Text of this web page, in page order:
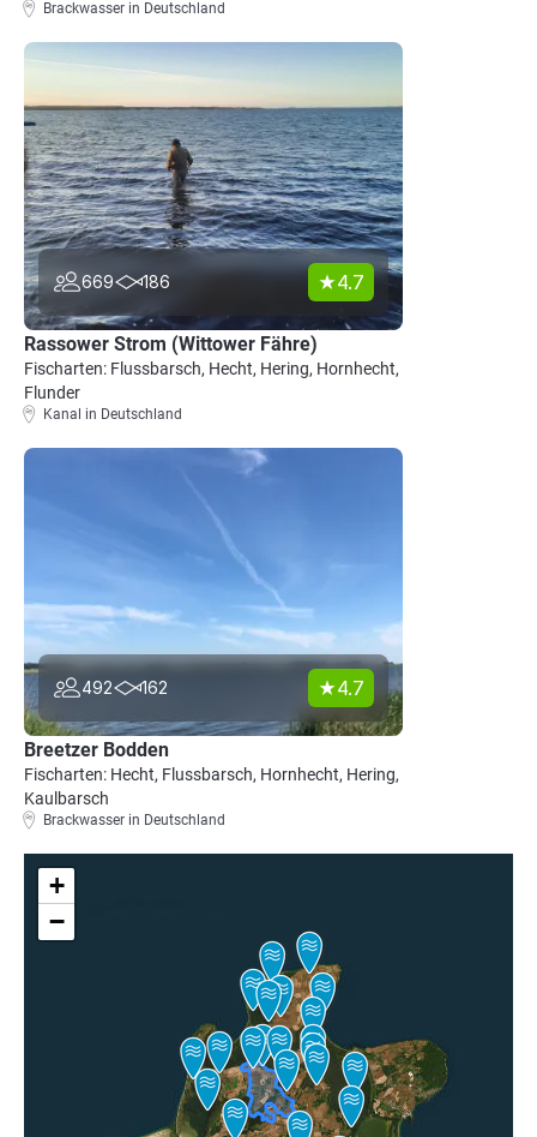
Brackwasser in Deutschland
669 186 4.7
Rassower Strom (Wittower Fähre)
Fischarten: Flussbarsch, Hecht, Hering, Hornhecht,
Flunder
Kanal in Deutschland
492 162 4.7
Breetzer Bodden
Fischarten: Hecht, Flussbarsch, Hornhecht, Hering,
Kaulbarsch
Brackwasser in Deutschland
+
−